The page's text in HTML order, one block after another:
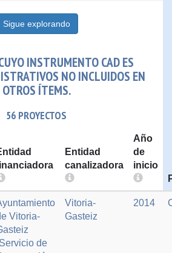
Sigue explorando
INSTRUMENTO CAD ES
NO INCLUIDOS EN
OTROS ÍTEMS.
56 PROYECTOS
Entidad
canalizadora
Año
de
inicio
Vitoria-
de
Vitoria-
Gasteiz
2014